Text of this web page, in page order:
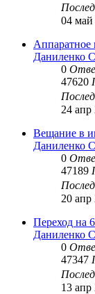
04 май
Аппаратное
Даниленко
0
47620
24 апр
Вещание в
Даниленко
0
47189
20 апр
Переход на
Даниленко
0
47347
13 апр